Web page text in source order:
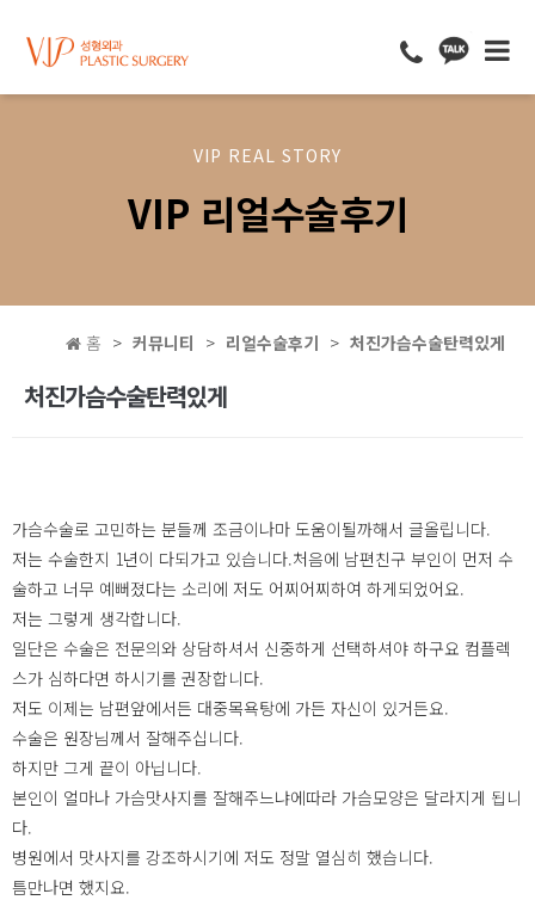
VIP REAL STORY
VIP 리얼수술후기
홈 커뮤니티 리얼수술후기 처진가슴수술탄력있게
처진가슴수술탄력있게
가슴수술로 고민하는 분들께 조금이나마 도움이될까해서 글올립니다.
저는 수술한지 1년이 다되가고 있습니다.처음에 남편친구 부인이 먼저 수
술하고 너무 예뻐졌다는 소리에 저도 어찌어찌하여 하게되었어요.
저는 그렇게 생각합니다.
일단은 수술은 전문의와 상담하셔서 신중하게 선택하셔야 하구요 컴플렉
스가 심하다면 하시기를 권장합니다.
저도 이제는 남편앞에서든 대중목욕탕에 가든 자신이 있거든요.
수술은 원장님께서 잘해주십니다.
하지만 그게 끝이 아닙니다.
본인이 얼마나 가슴맛사지를 잘해주느냐에따라 가슴모양은 달라지게 됩니
다.
병원에서 맛사지를 강조하시기에 저도 정말 열심히 했습니다.
틈만나면 했지요.